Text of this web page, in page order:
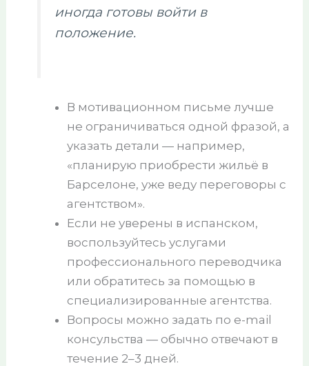
иногда готовы войти в
положение.
В мотивационном письме лучше
не ограничиваться одной фразой, а
указать детали — например,
«планирую приобрести жильё в
Барселоне, уже веду переговоры с
агентством».
Если не уверены в испанском,
воспользуйтесь услугами
профессионального переводчика
или обратитесь за помощью в
специализированные агентства.
Вопросы можно задать по e-mail
консульства — обычно отвечают в
течение 2–3 дней.